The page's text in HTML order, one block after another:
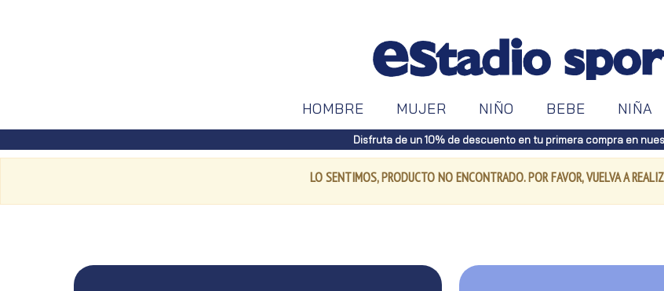
HOMBRE MUJER NIÑO BEBE NIÑA
Disfruta de un 10% de descuento en tu primera compra en
LO SENTIMOS, PRODUCTO NO ENCONTRADO. POR FAVOR, VUELVA A